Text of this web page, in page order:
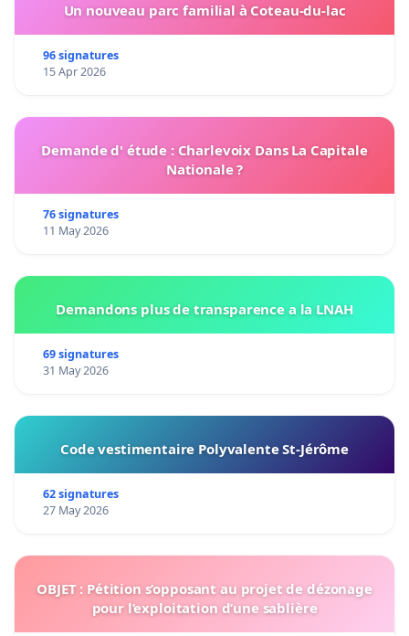
Un nouveau parc familial à Coteau-du-lac
96 signatures
15 Apr 2026
Demande d' étude : Charlevoix Dans La Capitale
Nationale ?
76 signatures
11 May 2026
Demandons plus de transparence a la LNAH
69 signatures
31 May 2026
Code vestimentaire Polyvalente St-Jérôme
62 signatures
27 May 2026
OBJET : Pétition s’opposant au projet de dézonage
pour l’exploitation d’une sablière